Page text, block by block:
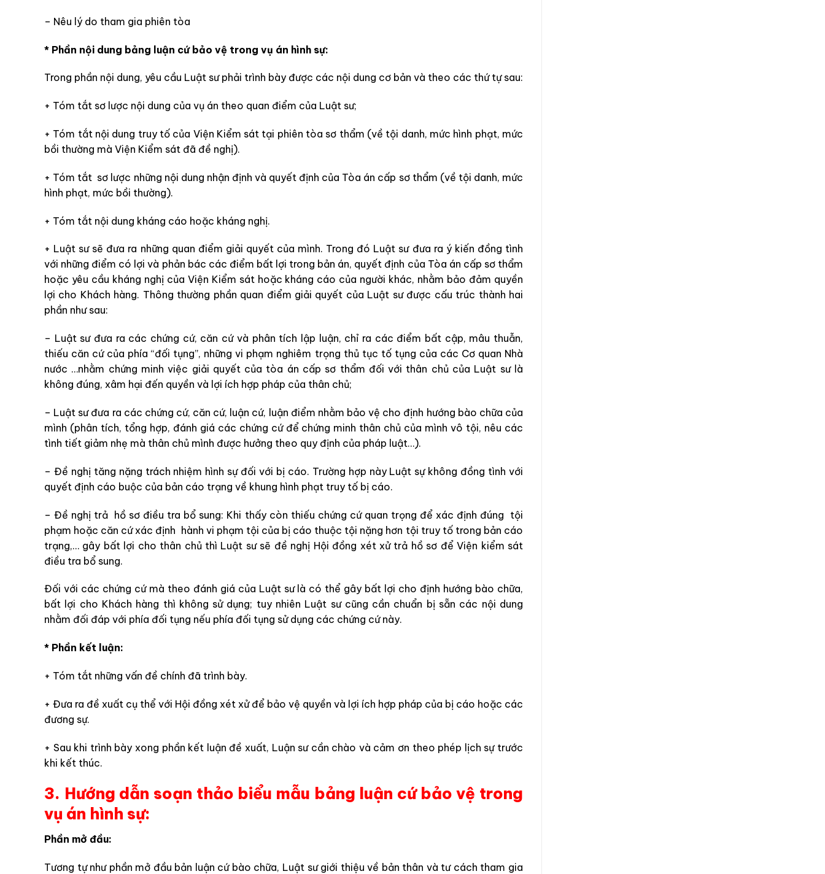
– Nêu lý do tham gia phiên tòa
* Phần nội dung bảng luận cứ bảo vệ trong vụ án hình sự:
Trong phần nội dung, yêu cầu Luật sư phải trình bày được các nội dung cơ bản và theo các thứ tự sau:
+ Tóm tắt sơ lược nội dung của vụ án theo quan điểm của Luật sư;
+ Tóm tắt nội dung truy tố của Viện Kiểm sát tại phiên tòa sơ thẩm (về tội danh, mức hình phạt, mức
bồi thường mà Viện Kiểm sát đã đề nghị).
+ Tóm tắt sơ lược những nội dung nhận định và quyết định của Tòa án cấp sơ thẩm (về tội danh, mức
hình phạt, mức bồi thường).
+ Tóm tắt nội dung kháng cáo hoặc kháng nghị.
+ Luật sư sẽ đưa ra những quan điểm giải quyết của mình. Trong đó Luật sư đưa ra ý kiến đồng tình
với những điểm có lợi và phản bác các điểm bất lợi trong bản án, quyết định của Tòa án cấp sơ thẩm
hoặc yêu cầu kháng nghị của Viện Kiểm sát hoặc kháng cáo của người khác, nhằm bảo đảm quyền
lợi cho Khách hàng. Thông thường phần quan điểm giải quyết của Luật sư được cấu trúc thành hai
phần như sau:
– Luật sư đưa ra các chứng cứ, căn cứ và phân tích lập luận, chỉ ra các điểm bất cập, mâu thuẫn,
thiếu căn cứ của phía “đối tụng”, những vi phạm nghiêm trọng thủ tục tố tụng của các Cơ quan Nhà
nước …nhằm chứng minh việc giải quyết của tòa án cấp sơ thẩm đối với thân chủ của Luật sư là
không đúng, xâm hại đến quyền và lợi ích hợp pháp của thân chủ;
– Luật sư đưa ra các chứng cứ, căn cứ, luận cứ, luận điểm nhằm bảo vệ cho định hướng bào chữa của
mình (phân tích, tổng hợp, đánh giá các chứng cứ để chứng minh thân chủ của mình vô tội, nêu các
tình tiết giảm nhẹ mà thân chủ mình được hưởng theo quy định của pháp luật…).
– Đề nghị tăng nặng trách nhiệm hình sự đối với bị cáo. Trường hợp này Luật sự không đồng tình với
quyết định cáo buộc của bản cáo trạng về khung hình phạt truy tố bị cáo.
– Đề nghị trả hồ sơ điều tra bổ sung: Khi thấy còn thiếu chứng cứ quan trọng để xác định đúng tội
phạm hoặc căn cứ xác định hành vi phạm tội của bị cáo thuộc tội nặng hơn tội truy tố trong bản cáo
trạng,… gây bất lợi cho thân chủ thì Luật sư sẽ đề nghị Hội đồng xét xử trả hồ sơ để Viện kiểm sát
điều tra bổ sung.
Đối với các chứng cứ mà theo đánh giá của Luật sư là có thể gây bất lợi cho định hướng bào chữa,
bất lợi cho Khách hàng thì không sử dụng; tuy nhiên Luật sư cũng cần chuẩn bị sẵn các nội dung
nhằm đối đáp với phía đối tụng nếu phía đối tụng sử dụng các chứng cứ này.
* Phần kết luận:
+ Tóm tắt những vấn đề chính đã trình bày.
+ Đưa ra đề xuất cụ thể với Hội đồng xét xử để bảo vệ quyền và lợi ích hợp pháp của bị cáo hoặc các
đương sự.
+ Sau khi trình bày xong phần kết luận đề xuất, Luận sư cần chào và cảm ơn theo phép lịch sự trước
khi kết thúc.
3. Hướng dẫn soạn thảo biểu mẫu bảng luận cứ bảo vệ trong
vụ án hình sự:
Phần mở đầu:
Tương tự như phần mở đầu bản luận cứ bào chữa, Luật sư giới thiệu về bản thân và tư cách tham gia